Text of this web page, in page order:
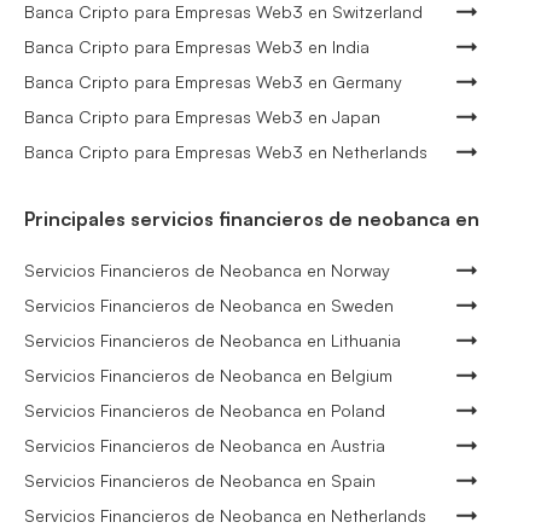
Banca Cripto para Empresas Web3 en Switzerland
Banca Cripto para Empresas Web3 en India
Banca Cripto para Empresas Web3 en Germany
Banca Cripto para Empresas Web3 en Japan
Banca Cripto para Empresas Web3 en Netherlands
Principales servicios financieros de neobanca en
Servicios Financieros de Neobanca en Norway
Servicios Financieros de Neobanca en Sweden
Servicios Financieros de Neobanca en Lithuania
Servicios Financieros de Neobanca en Belgium
Servicios Financieros de Neobanca en Poland
Servicios Financieros de Neobanca en Austria
Servicios Financieros de Neobanca en Spain
Servicios Financieros de Neobanca en Netherlands